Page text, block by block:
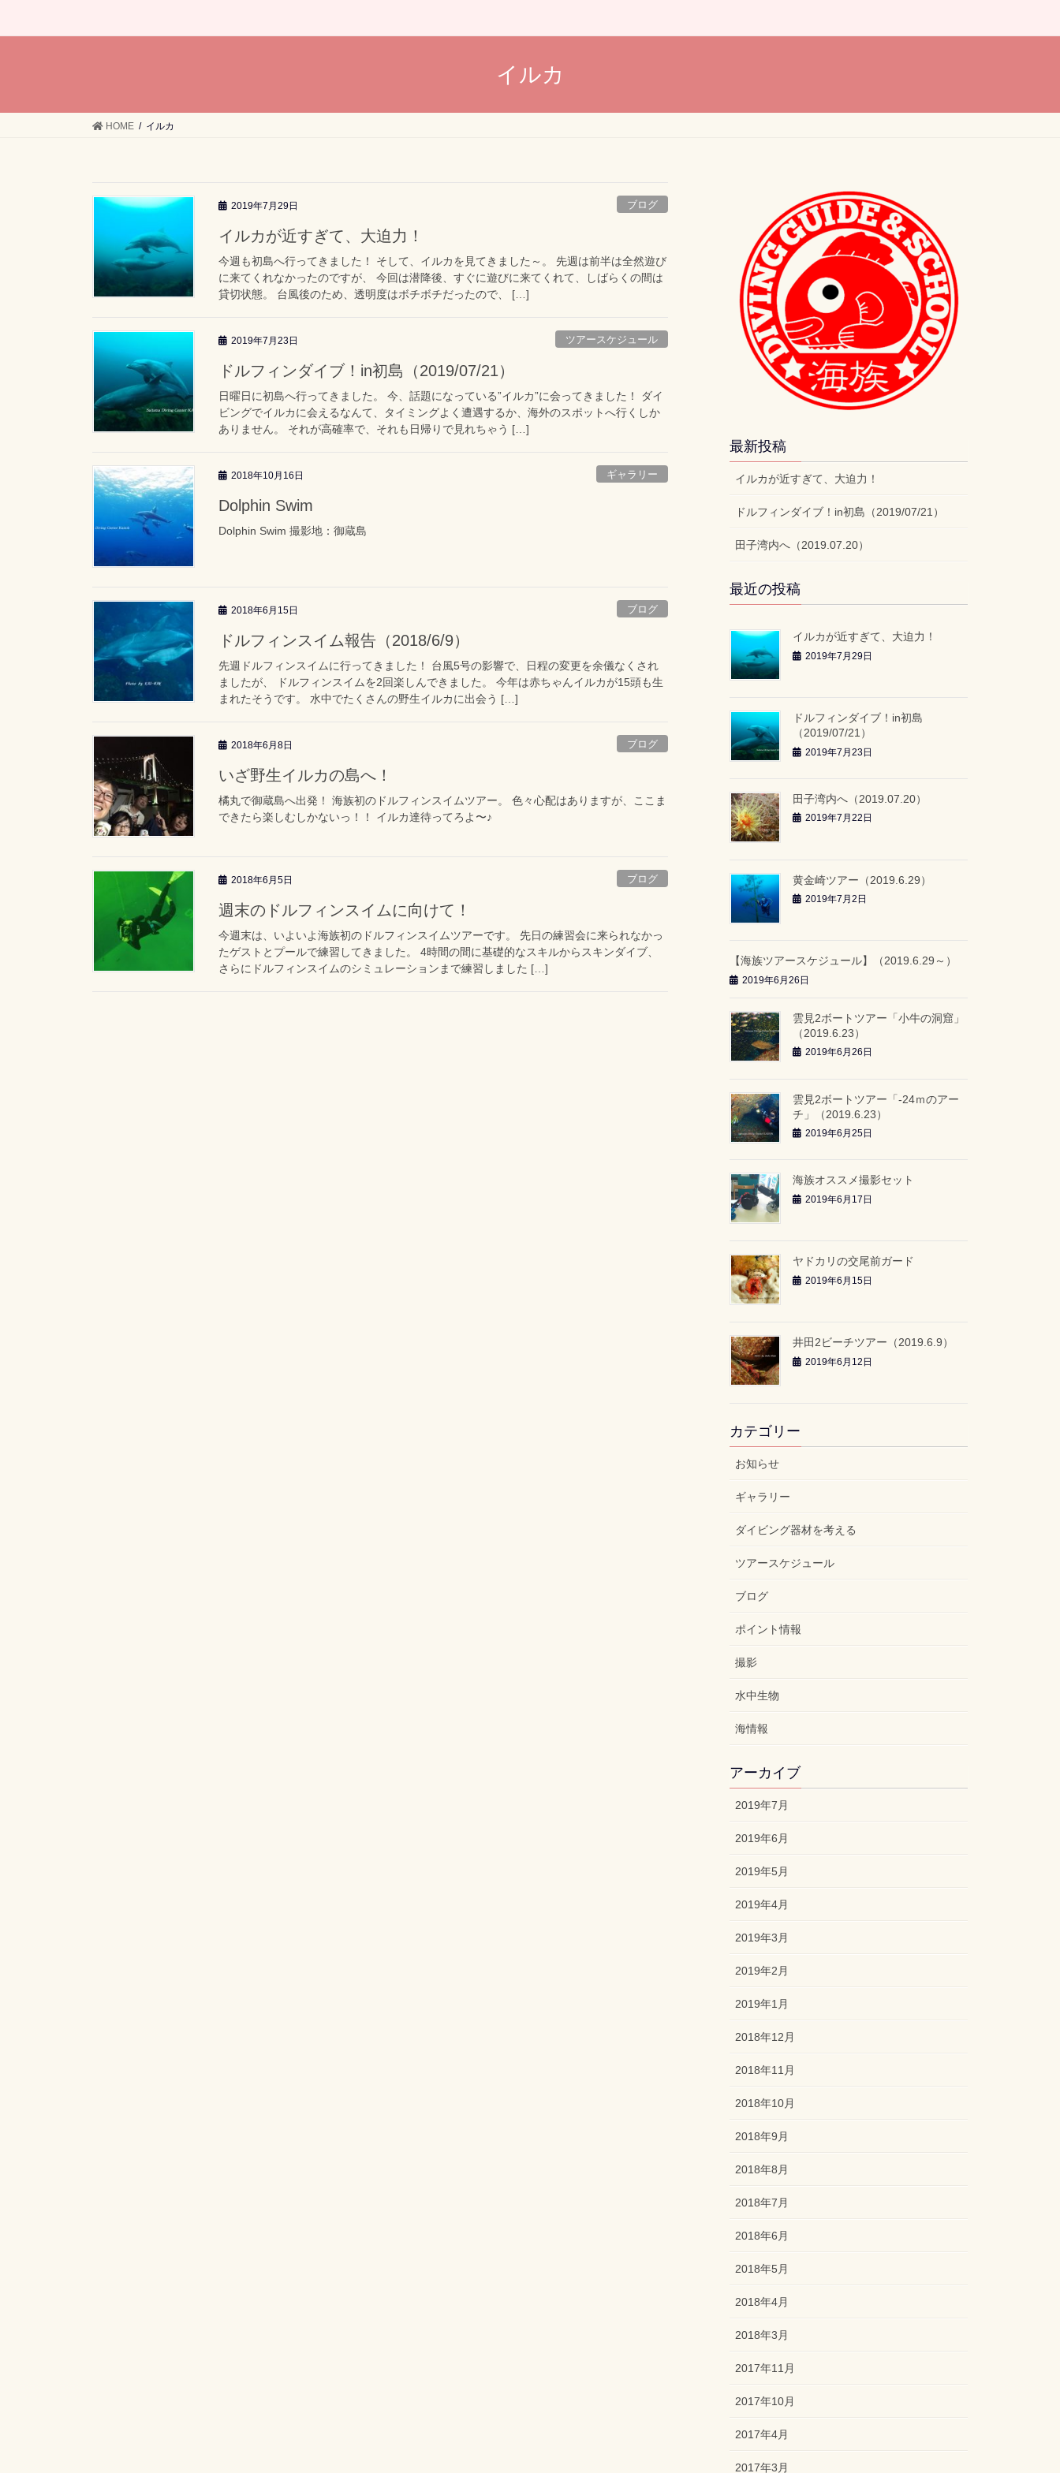
イルカ
HOME イルカ
2019年7月29日 ブログ
イルカが近すぎて、大迫力！
今週も初島へ行ってきました！ そして、イルカを見てきました～。 先週は前半は全然遊び
に来てくれなかったのですが、 今回は潜降後、すぐに遊びに来てくれて、しばらくの間は
貸切状態。 台風後のため、透明度はボチボチだったので、 […]
2019年7月23日 ツアースケジュール
ドルフィンダイブ！in初島（2019/07/21）
日曜日に初島へ行ってきました。 今、話題になっている”イルカ”に会ってきました！ ダイ
ビングでイルカに会えるなんて、タイミングよく遭遇するか、海外のスポットへ行くしか
ありません。 それが高確率で、それも日帰りで見れちゃう […]
2018年10月16日 ギャラリー
Dolphin Swim
Dolphin Swim 撮影地：御蔵島
2018年6月15日 ブログ
ドルフィンスイム報告（2018/6/9）
先週ドルフィンスイムに行ってきました！ 台風5号の影響で、日程の変更を余儀なくされ
ましたが、 ドルフィンスイムを2回楽しんできました。 今年は赤ちゃんイルカが15頭も生
まれたそうです。 水中でたくさんの野生イルカに出会う […]
2018年6月8日 ブログ
いざ野生イルカの島へ！
橘丸で御蔵島へ出発！ 海族初のドルフィンスイムツアー。 色々心配はありますが、ここま
できたら楽しむしかないっ！！ イルカ達待ってろよ〜♪
2018年6月5日 ブログ
週末のドルフィンスイムに向けて！
今週末は、いよいよ海族初のドルフィンスイムツアーです。 先日の練習会に来られなかっ
たゲストとプールで練習してきました。 4時間の間に基礎的なスキルからスキンダイブ、
さらにドルフィンスイムのシミュレーションまで練習しました […]
最新投稿
イルカが近すぎて、大迫力！
ドルフィンダイブ！in初島（2019/07/21）
田子湾内へ（2019.07.20）
最近の投稿
イルカが近すぎて、大迫力！
2019年7月29日
ドルフィンダイブ！in初島
（2019/07/21）
2019年7月23日
田子湾内へ（2019.07.20）
2019年7月22日
黄金崎ツアー（2019.6.29）
2019年7月2日
【海族ツアースケジュール】（2019.6.29～）
2019年6月26日
雲見2ボートツアー「小牛の洞窟」
（2019.6.23）
2019年6月26日
雲見2ボートツアー「-24ｍのアー
チ」（2019.6.23）
2019年6月25日
海族オススメ撮影セット
2019年6月17日
ヤドカリの交尾前ガード
2019年6月15日
井田2ビーチツアー（2019.6.9）
2019年6月12日
カテゴリー
お知らせ
ギャラリー
ダイビング器材を考える
ツアースケジュール
ブログ
ポイント情報
撮影
水中生物
海情報
アーカイブ
2019年7月
2019年6月
2019年5月
2019年4月
2019年3月
2019年2月
2019年1月
2018年12月
2018年11月
2018年10月
2018年9月
2018年8月
2018年7月
2018年6月
2018年5月
2018年4月
2018年3月
2017年11月
2017年10月
2017年4月
2017年3月